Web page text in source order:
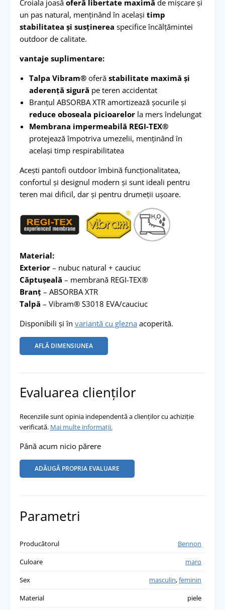
Croiala joasă oferă libertate maximă de mișcare și
un pas natural, menținând în același timp
stabilitatea și susținerea specifice încălțămintei
outdoor de calitate.
vantaje suplimentare:
Talpa Vibram®oferă stabilitate maximă și
aderență sigură pe teren accidentat
Branțul ABSORBA XTR amortizează șocurile și
reduce oboseala picioarelorla mers îndelungat
Membrana impermeabilă REGI-TEX®
protejează împotriva umezelii, menținând în
același timp respirabilitatea
Acești pantofi outdoor îmbină funcționalitatea,
confortul și designul modern și sunt ideali pentru
teren mai dificil, dar și pentru drumeții ușoare.
Material:
Exterior– nubuc natural + cauciuc
Căptușeală – membrană REGI-TEX®
Branț – ABSORBA XTR
Talpă – Vibram® S3018 EVA/cauciuc
Disponibili și în variantă cu glezna acoperită.
AFLĂ DIMENSIUNEA
Evaluarea clienților
Recenziile sunt opinia independentă a clienților cu achiziție
verificată. Mai multe informații.
Până acum nicio părere
ADĂUGĂ PROPRIA EVALUARE
Parametri
Producătorul
Bennon
Culoare
maro
Sex
masculin,feminin
Material
piele